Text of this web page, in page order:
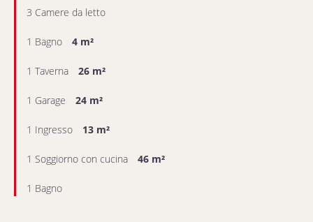
3 Camere da letto
1 Bagno 4 m²
1 Taverna 26 m²
1 Garage 24 m²
1 Ingresso 13 m²
1 Soggiorno con cucina 46 m²
1 Bagno